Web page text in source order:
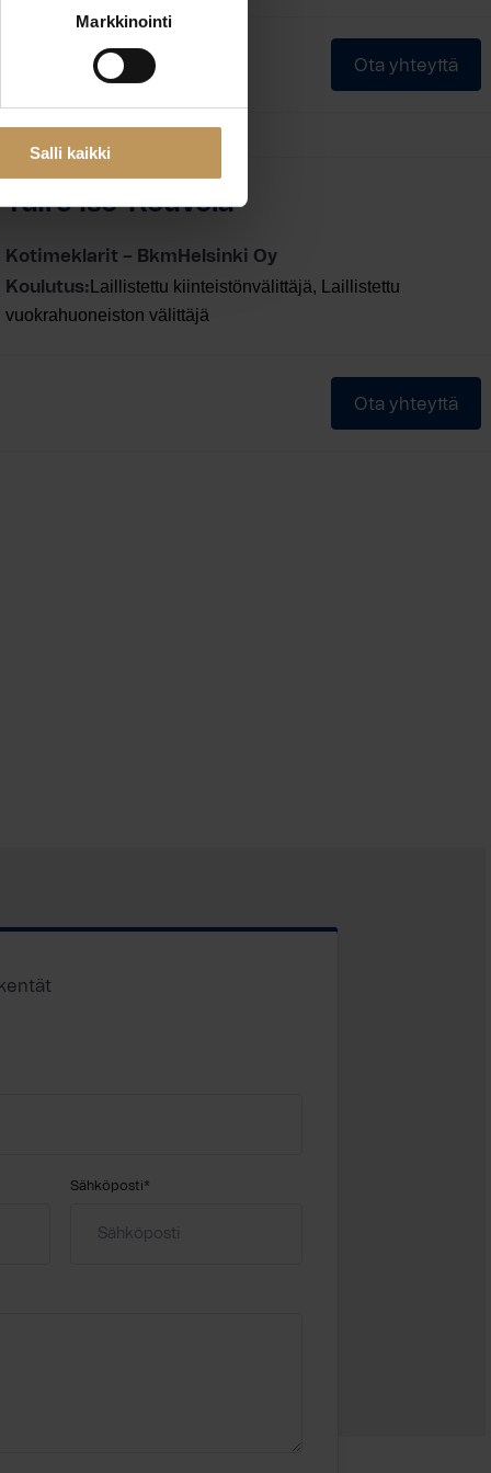
Markkinointi
Salli kaikki
Ota yhteyttä
Tuire Iso-Kouvola
Kotimeklarit – BkmHelsinki Oy
Koulutus: Laillistettu kiinteistönvälittäjä, Laillistettu
vuokrahuoneiston välittäjä
Ota yhteyttä
Sähköposti*